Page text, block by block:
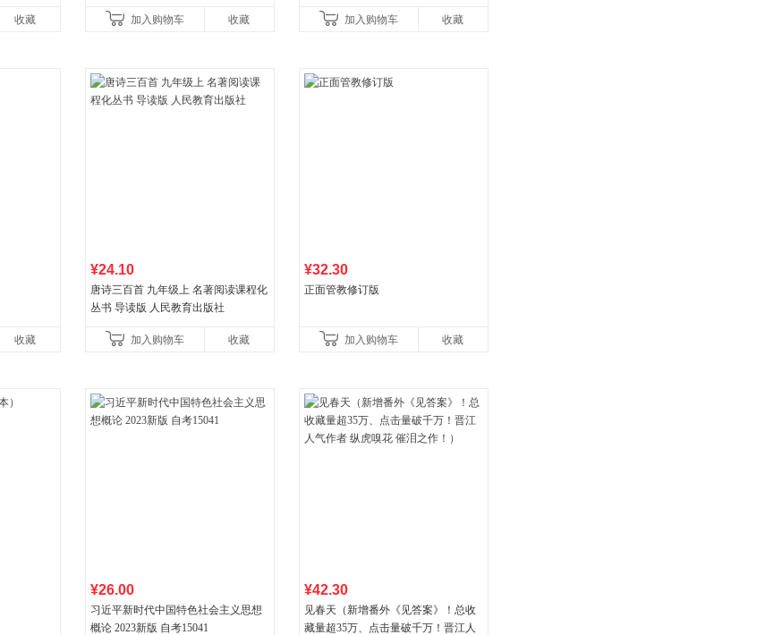
收藏
加入购物车
收藏 加入购物车 收藏
收藏
¥24.10
唐诗三百首 九年级上 名著阅读课程化
丛书 导读版 人民教育出版社
加入购物车 收藏
¥32.30
正面管教修订版
加入购物车 收藏
¥26.00
习近平新时代中国特色社会主义思想
概论 2023新版 自考15041
¥42.30
见春天（新增番外《见答案》！总收
藏量超35万、点击量破千万！晋江人